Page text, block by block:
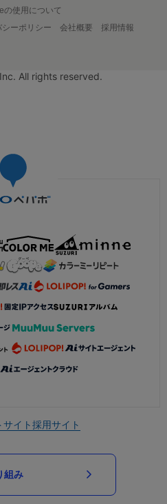
の使用について
シーポリシー 会社概要
採用情報
All rights reserved.
サイト採用サイト
組み